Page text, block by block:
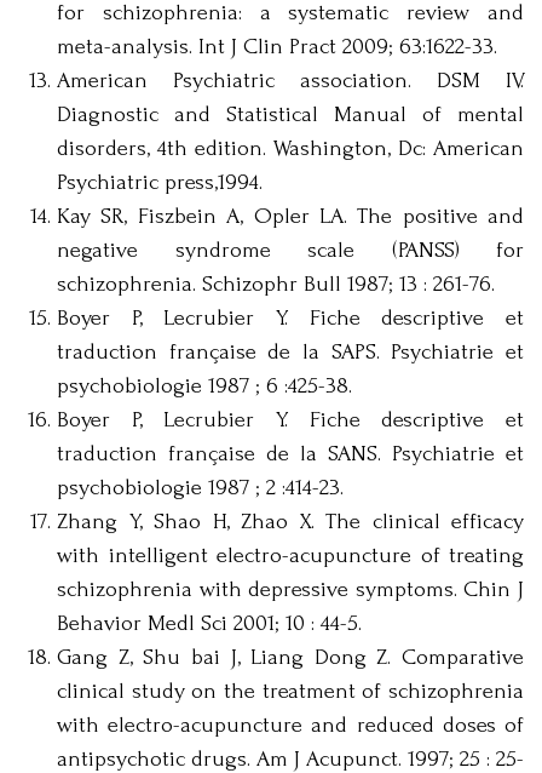
for schizophrenia: a systematic review and
meta-analysis. Int J Clin Pract 2009; 63:1622-33.
American Psychiatric association. DSM IV.
Diagnostic and Statistical Manual of mental
disorders, 4th edition. Washington, Dc: American
Psychiatric press,1994.
Kay SR, Fiszbein A, Opler LA. The positive and
negative syndrome scale (PANSS) for
schizophrenia. Schizophr Bull 1987; 13 : 261-76.
Boyer P, Lecrubier Y. Fiche descriptive et
traduction française de la SAPS. Psychiatrie et
psychobiologie 1987 ; 6 :425-38.
Boyer P, Lecrubier Y. Fiche descriptive et
traduction française de la SANS. Psychiatrie et
psychobiologie 1987 ; 2 :414-23.
Zhang Y, Shao H, Zhao X. The clinical efficacy
with intelligent electro-acupuncture of treating
schizophrenia with depressive symptoms. Chin J
Behavior Medl Sci 2001; 10 : 44-5.
Gang Z, Shu bai J, Liang Dong Z. Comparative
clinical study on the treatment of schizophrenia
with electro-acupuncture and reduced doses of
antipsychotic drugs. Am J Acupunct. 1997; 25 : 25-